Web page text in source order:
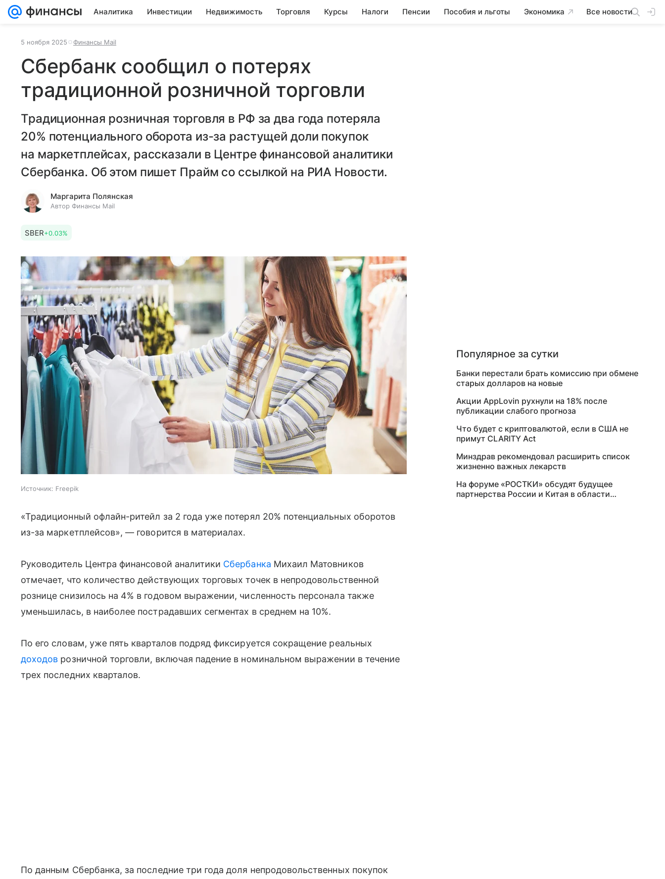
Аналитика Инвестиции Недвижимость Торговля Курсы Налоги Пенсии Пособия и льготы Экономика Все новости
5 ноября 2025 Финансы Mail
Сбербанк сообщил о потерях
традиционной розничной торговли
Традиционная розничная торговля в РФ за два года потеряла
20% потенциального оборота из-за растущей доли покупок
на маркетплейсах, рассказали в Центре финансовой аналитики
Сбербанка. Об этом пишет Прайм со ссылкой на РИА Новости.
Маргарита Полянская
Автор Финансы Mail
SBER+0.03%
Источник: Freepik
«Традиционный офлайн-ритейл за 2 года уже потерял 20% потенциальных оборотов
из-за маркетплейсов», — говорится в материалах.
Руководитель Центра финансовой аналитики Сбербанка Михаил Матовников
отмечает, что количество действующих торговых точек в непродовольственной
рознице снизилось на 4% в годовом выражении, численность персонала также
уменьшилась, в наиболее пострадавших сегментах в среднем на 10%.
По его словам, уже пять кварталов подряд фиксируется сокращение реальных
доходов розничной торговли, включая падение в номинальном выражении в течение
трех последних кварталов.
По данным Сбербанка, за последние три года доля непродовольственных покупок
Популярное за сутки
Банки перестали брать комиссию при обмене
старых долларов на новые
Акции AppLovin рухнули на 18% после
публикации слабого прогноза
Что будет с криптовалютой, если в США не
примут CLARITY Act
Минздрав рекомендовал расширить список
жизненно важных лекарств
На форуме «РОСТКИ» обсудят будущее
партнерства России и Китая в области